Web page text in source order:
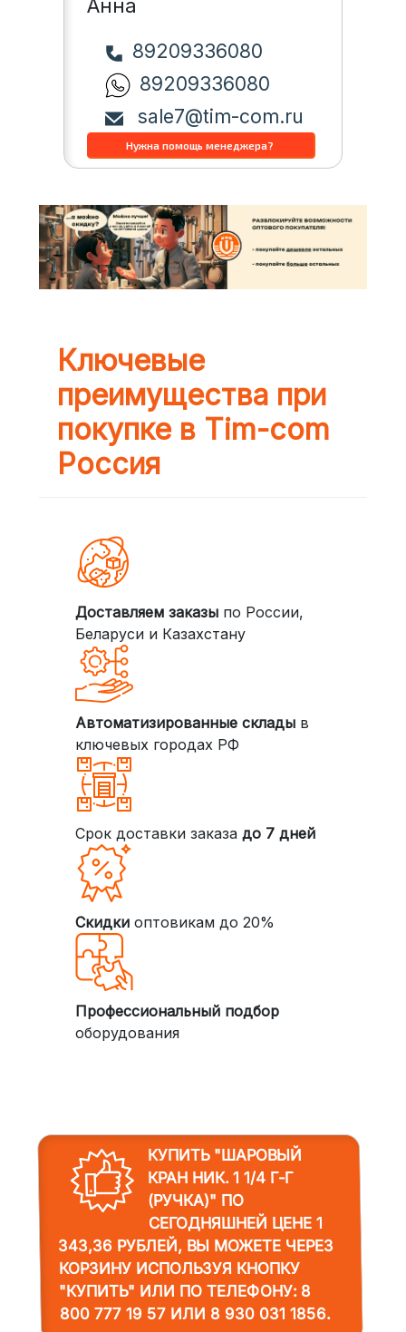
Анна
89209336080
89209336080
sale7@tim-com.ru
Ключевые
преимущества при
покупке в Tim-com
Россия
Доставляем заказыпо России,
Беларуси и Казахстану
Автоматизированные складыв
ключевых городах РФ
Срок доставки заказа до 7 дней
Скидкиоптовикам до 20%
Профессиональный подбор
оборудования
КУПИТЬ "ШАРОВЫЙ
КРАН НИК. 1 1/4 Г-Г
(РУЧКА)" ПО
СЕГОДНЯШНЕЙ ЦЕНЕ 1
343,36 РУБЛЕЙ, ВЫ МОЖЕТЕ ЧЕРЕЗ
КОРЗИНУ ИСПОЛЬЗУЯ КНОПКУ
"КУПИТЬ" ИЛИ ПО ТЕЛЕФОНУ: 8
800 777 19 57ИЛИ 8 930 031 1856.